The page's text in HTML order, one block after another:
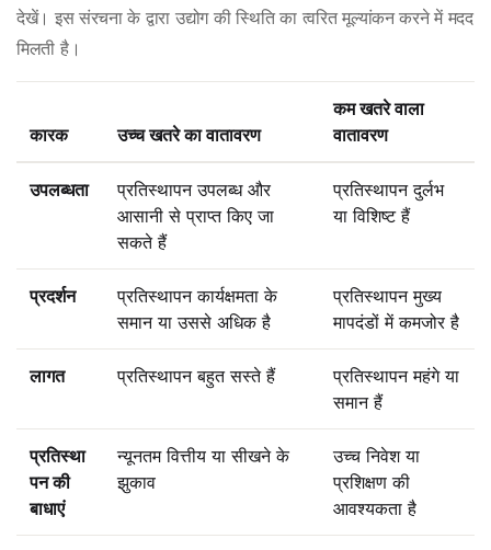
देखें। इस संरचना के द्वारा उद्योग की स्थिति का त्वरित मूल्यांकन करने में मदद
मिलती है।
कारक उच्च खतरे का वातावरण
कम खतरे वाला
वातावरण
उपलब्धता
प्रतिस्थापन उपलब्ध और
आसानी से प्राप्त किए जा
सकते हैं
प्रतिस्थापन दुर्लभ
या विशिष्ट हैं
प्रदर्शन
प्रतिस्थापन कार्यक्षमता के
समान या उससे अधिक है
प्रतिस्थापन मुख्य
मापदंडों में कमजोर है
लागत प्रतिस्थापन बहुत सस्ते हैं
प्रतिस्थापन महंगे या
समान हैं
प्रतिस्था
पन की
बाधाएं
न्यूनतम वित्तीय या सीखने के
झुकाव
उच्च निवेश या
प्रशिक्षण की
आवश्यकता है